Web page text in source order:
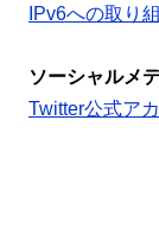
IPv6への取り
ソーシャルメ
Twitter公式ア